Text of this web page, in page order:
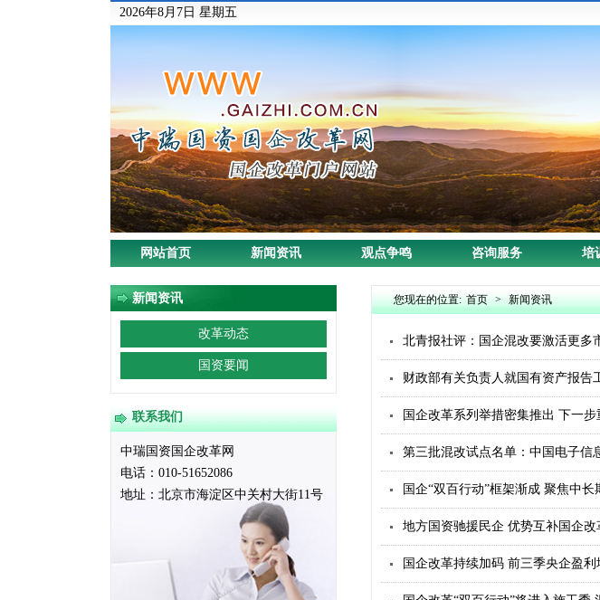
2026年8月7日 星期五
网站首页 新闻资讯 观点争鸣 咨询服务 培
新闻资讯
改革动态
国资要闻
联系我们
中瑞国资国企改革网
电话：010-51652086
地址： 北京市海淀区中关村大街11号
您现在的位置: 首页 > 新闻资讯
北青报社评：国企混改要激活更多
财政部有关负责人就国有资产报告
国企改革系列举措密集推出 下一
第三批混改试点名单：中国电子信
国企“双百行动”框架渐成 聚焦中长
地方国资驰援民企 优势互补国企
国企改革持续加码 前三季央企盈利